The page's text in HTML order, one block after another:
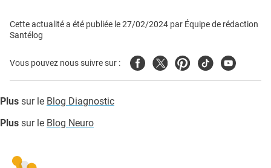
Cette actualité a été publiée le27/02/2024 par Équipe de rédaction
Santélog
Vous pouvez nous suivre sur : FacebookTwitterPinterest
TiktokYoutube
Plus sur le Blog Diagnostic
Plus sur le Blog Neuro